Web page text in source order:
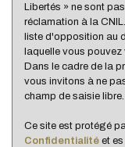
Nombre
Familles sans
Familles avec 1
Maisons
Familles avec 3
Libertés » ne sont
réclamation à la
liste d'opposition au
laquelle vous pouvez
Dans le cadre de la
vous invitons à ne
champ de saisie libre.
Ce site est protégé
Confidentialité et es